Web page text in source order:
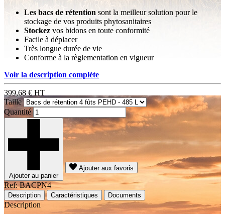
Les bacs de rétention sont la meilleur solution pour le
stockage de vos produits phytosanitaires
Stockez vos bidons en toute conformité
Facile à déplacer
Très longue durée de vie
Conforme à la règlementation en vigueur
Voir la description complète
399,68 € HT
Taille
Quantité
Ajouter au panier
Ajouter aux favoris
Ref: BACPN4
Description Caractéristiques Documents
Description